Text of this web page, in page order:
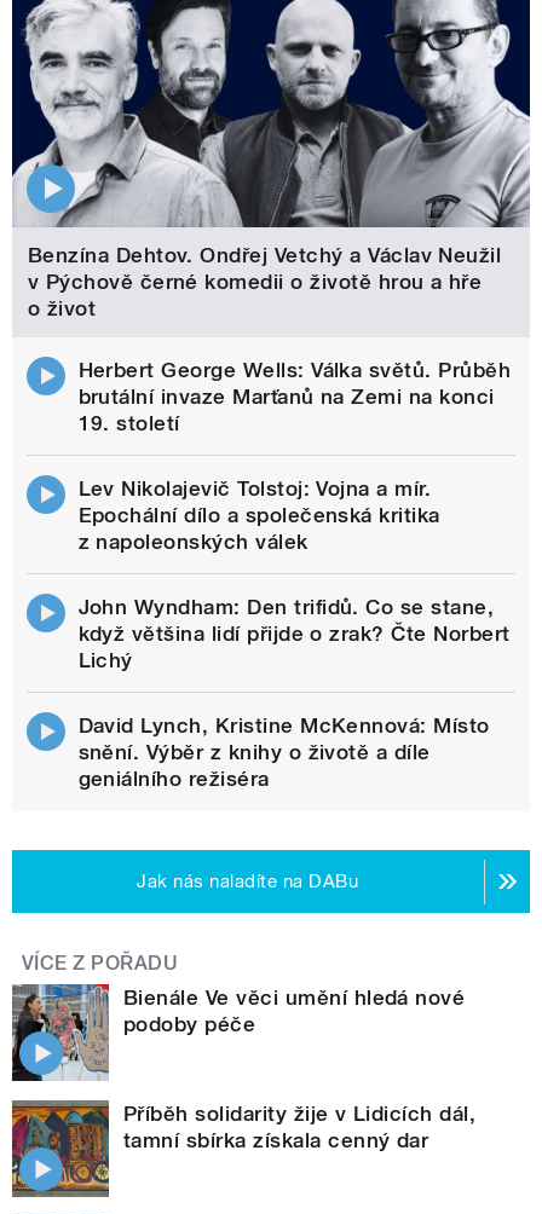
Benzína Dehtov. Ondřej Vetchý a Václav Neužil
v Pýchově černé komedii o životě hrou a hře
o život
Herbert George Wells: Válka světů. Průběh
brutální invaze Marťanů na Zemi na konci
19. století
Lev Nikolajevič Tolstoj: Vojna a mír.
Epochální dílo a společenská kritika
z napoleonských válek
John Wyndham: Den trifidů. Co se stane,
když většina lidí přijde o zrak? Čte Norbert
Lichý
David Lynch, Kristine McKennová: Místo
snění. Výběr z knihy o životě a díle
geniálního režiséra
Jak nás naladíte na DABu
VÍCE Z POŘADU
Bienále Ve věci umění hledá nové
podoby péče
Příběh solidarity žije v Lidicích dál,
tamní sbírka získala cenný dar